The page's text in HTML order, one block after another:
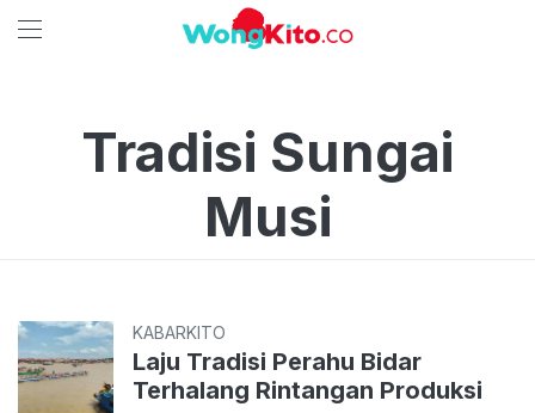
Tradisi Sungai
Musi
KABARKITO
Laju Tradisi Perahu Bidar
Terhalang Rintangan Produksi